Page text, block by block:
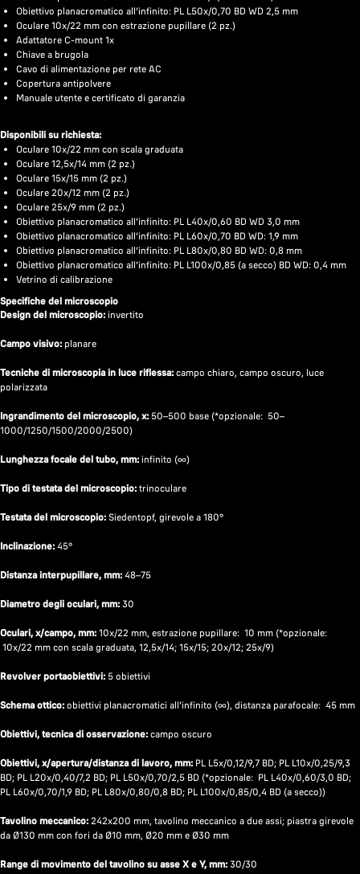
Obiettivo planacromatico all’infinito: PL L50х/0,70 BD WD 2,5 mm
Oculare 10x/22 mm con estrazione pupillare (2 pz.)
Adattatore C-mount 1x
Chiave a brugola
Cavo di alimentazione per rete AC
Copertura antipolvere
Manuale utente e certificato di garanzia
Disponibili su richiesta:
Oculare 10x/22 mm con scala graduata
Oculare 12,5x/14 mm (2 pz.)
Oculare 15x/15 mm (2 pz.)
Oculare 20x/12 mm (2 pz.)
Oculare 25x/9 mm (2 pz.)
Obiettivo planacromatico all’infinito: PL L40x/0,60 BD WD 3,0 mm
Obiettivo planacromatico all’infinito: PL L60x/0,70 BD WD: 1,9 mm
Obiettivo planacromatico all’infinito: PL L80x/0,80 BD WD: 0,8 mm
Obiettivo planacromatico all’infinito: PL L100х/0,85 (a secco) BD WD: 0,4 mm
Vetrino di calibrazione
Specifiche del microscopio
Design del microscopio: invertito
Campo visivo: planare
Tecniche di microscopia in luce riflessa: campo chiaro, campo oscuro, luce
polarizzata
Ingrandimento del microscopio, x: 50–500 base (*opzionale: 50–
1000/1250/1500/2000/2500)
Lunghezza focale del tubo, mm: infinito (∞)
Tipo di testata del microscopio: trinoculare
Testata del microscopio: Siedentopf, girevole a 180°
Inclinazione: 45°
Distanza interpupillare, mm: 48–75
Diametro degli oculari, mm: 30
Oculari, x/campo, mm: 10х/22 mm, estrazione pupillare: 10 mm (*opzionale:
10x/22 mm con scala graduata, 12,5x/14; 15x/15; 20x/12; 25x/9)
Revolver portaobiettivi: 5 obiettivi
Schema ottico: obiettivi planacromatici all’infinito (∞), distanza parafocale: 45 mm
Obiettivi, tecnica di osservazione: campo oscuro
Obiettivi, x/apertura/distanza di lavoro, mm: PL L5x/0,12/9,7 BD; PL L10x/0,25/9,3
BD; PL L20x/0,40/7,2 BD; PL L50x/0,70/2,5 BD (*opzionale: PL L40x/0,60/3,0 BD;
PL L60x/0,70/1,9 BD; PL L80x/0,80/0,8 BD; PL L100x/0,85/0,4 BD (a secco))
Tavolino meccanico: 242x200 mm, tavolino meccanico a due assi; piastra girevole
da Ø130 mm con fori da Ø10 mm, Ø20 mm e Ø30 mm
Range di movimento del tavolino su asse X e Y, mm: 30/30